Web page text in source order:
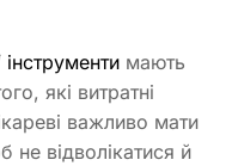
мають
які витратні
важливо мати
не відволікатися й